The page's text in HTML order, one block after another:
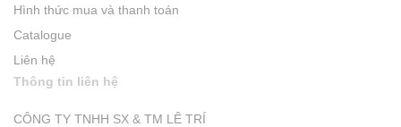
Hình thức mua và thanh toán
Catalogue
Liên hệ
Thông tin liên hệ
CÔNG TY TNHH SX & TM LÊ TRÍ